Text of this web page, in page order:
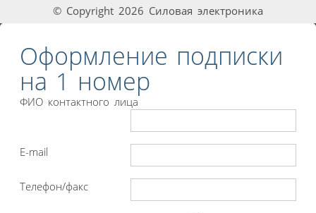
© Copyright 2026 Силовая электроника
Оформление подписки
на 1 номер
ФИО контактного лица
E-mail
Телефон/факс